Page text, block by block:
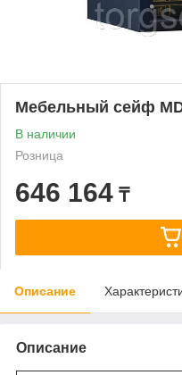
Мебельный сейф
В наличии
Розница
646 164 ₸
Описание
Описание